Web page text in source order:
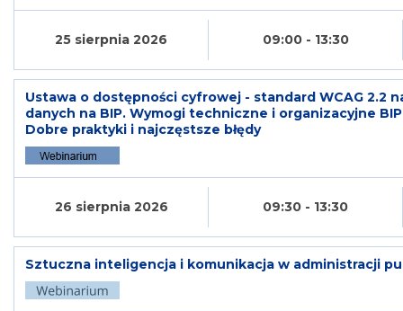
25 sierpnia 2026 09:00 - 13:30
Ustawa o dostępności cyfrowej - standard WCAG 2.2
danych na BIP. Wymogi techniczne i organizacyjne
Dobre praktyki i najczęstsze błędy
26 sierpnia 2026 09:30 - 13:30
Sztuczna inteligencja i komunikacja w administracji